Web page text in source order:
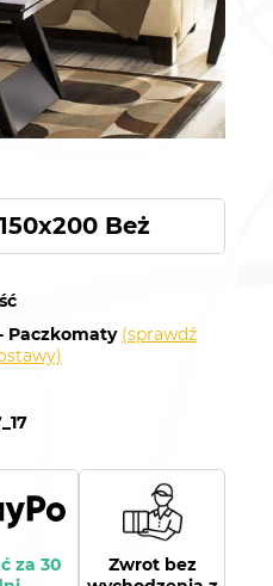
Beż
- Paczkomaty (sprawdź
za 30
Zwrot bez